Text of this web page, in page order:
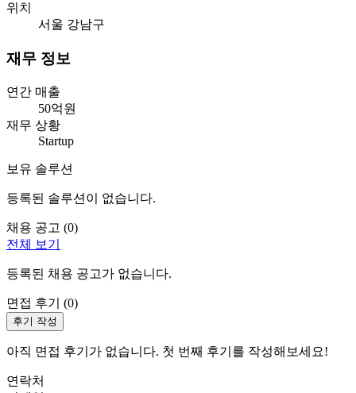
위치
서울 강남구
재무 정보
연간 매출
50억원
재무 상황
Startup
보유 솔루션
등록된 솔루션이 없습니다.
채용 공고 (0)
전체 보기
등록된 채용 공고가 없습니다.
면접 후기 (0)
후기 작성
아직 면접 후기가 없습니다. 첫 번째 후기를 작성해보세요!
연락처